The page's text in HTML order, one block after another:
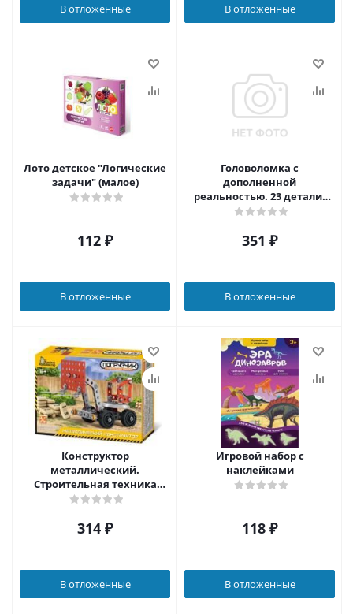
В отложенные В отложенные
Лото детское "Логические
задачи" (малое)
112 ₽
В отложенные
Головоломка с
дополненной
реальностью. 23 детали.
Город. (Геодом)
351 ₽
В отложенные
Конструктор
металлический.
Строительная техника
"Погрузчик" (Десятое
314 ₽
В отложенные
Игровой набор с
наклейками
118 ₽
В отложенные